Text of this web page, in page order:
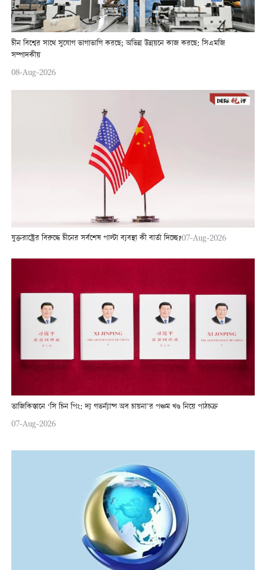
চীন বিশ্বের সাথে সুযোগ ভাগাভাগি করছে; অভিন্ন উন্নয়নে কাজ করছে: সিএমজি
সম্পাদকীয়
08-Aug-2026
যুক্তরাষ্ট্রের বিরুদ্ধে চীনের সর্বশেষ পাল্টা ব্যবস্থা কী বার্তা দিচ্ছে?07-Aug-2026
তাজিকিস্তানে ‘সি চিন পিং: দ্য গভর্ন্যান্স অব চায়না’র পঞ্চম খণ্ড নিয়ে পাঠচক্র
07-Aug-2026